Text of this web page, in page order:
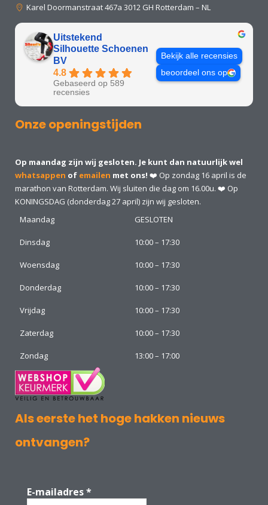
Karel Doormanstraat 467a 3012 GH Rotterdam – NL
Uitstekend
Silhouette Schoenen
BV
4.8
Gebaseerd op 589
recensies
Bekijk alle recensies
beoordeel ons op
Onze openingstijden
Op maandag zijn wij gesloten. Je kunt dan natuurlijk wel
whatsappen of emailen met ons! ❤️ Op zondag 16 april is de
marathon van Rotterdam. Wij sluiten die dag om 16.00u. ❤️ Op
KONINGSDAG (donderdag 27 april) zijn wij gesloten.
Maandag
GESLOTEN
Dinsdag 10:00 – 17:30
Woensdag 10:00 – 17:30
Donderdag 10:00 – 17:30
Vrijdag 10:00 – 17:30
Zaterdag 10:00 – 17:30
Zondag 13:00 – 17:00
Als eerste het hoge hakken nieuws
ontvangen?
E-mailadres*